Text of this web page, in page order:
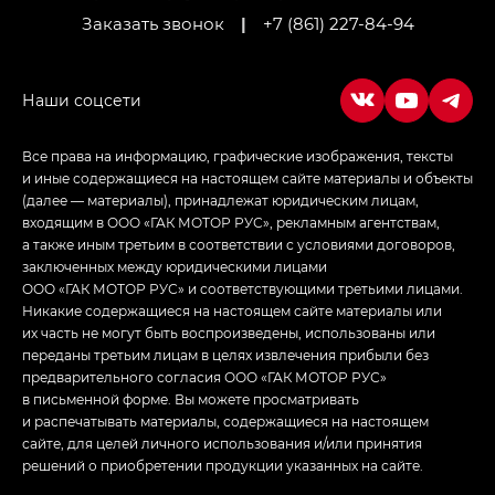
Empow — Эмпау (Empow) в комплектации
Заказать звонок
| +7 (861) 227-84-94
Все права на информацию, графические изображения, тексты
и иные содержащиеся на настоящем сайте материалы и объекты
(далее — материалы), принадлежат юридическим лицам,
входящим в ООО «ГАК МОТОР РУС», рекламным агентствам,
а также иным третьим в соответствии с условиями договоров,
заключенных между юридическими лицами
ООО «ГАК МОТОР РУС» и соответствующими третьими лицами.
Никакие содержащиеся на настоящем сайте материалы или
их часть не могут быть воспроизведены, использованы или
переданы третьим лицам в целях извлечения прибыли без
предварительного согласия ООО «ГАК МОТОР РУС»
в письменной форме. Вы можете просматривать
и распечатывать материалы, содержащиеся на настоящем
сайте, для целей личного использования и/или принятия
решений о приобретении продукции указанных на сайте.